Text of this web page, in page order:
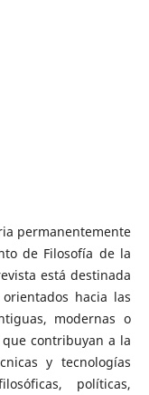
permanentemente
de Filosofía de la
está destinada
hacia las
modernas o
contribuyan a la
y tecnologías
políticas,